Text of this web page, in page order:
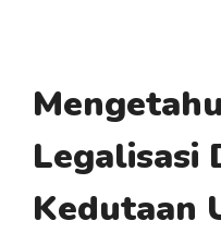
Legalisasi
Kedutaan